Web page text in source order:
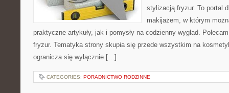
stylizacją fryzur. To portal
makijażem, w którym
praktyczne artykuły, jak i pomysły na codzienny wygląd.
fryzur. Tematyka strony skupia się przede wszystkim na
ogranicza się wyłącznie […]
CATEGORIES: PORADNICTWO RODZINNE